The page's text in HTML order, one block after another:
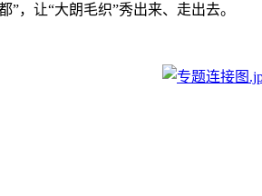
，让“大朗毛织”秀出来、走出去。